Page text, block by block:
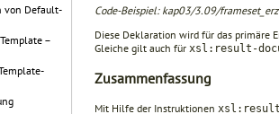
von Default-
–
Code-Beispiel: kap03/3.09/
Diese Deklaration wird für das primäre
Gleiche gilt auch für xsl:result-
Zusammenfassung
Mit Hilfe der Instruktionen